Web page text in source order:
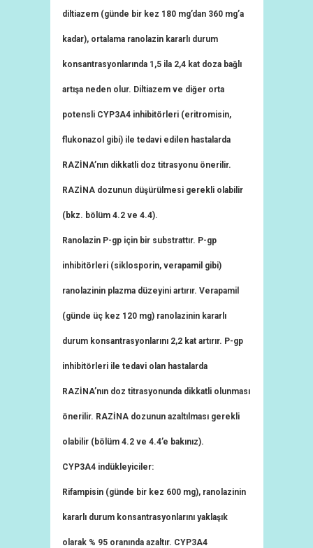
diltiazem (günde bir kez 180 mg’dan 360 mg’a
kadar), ortalama ranolazin kararlı durum
konsantrasyonlarında 1,5 ila 2,4 kat doza bağlı
artışa neden olur. Diltiazem ve diğer orta
potensli CYP3A4 inhibitörleri (eritromisin,
flukonazol gibi) ile tedavi edilen hastalarda
RAZİNA’nın dikkatli doz titrasyonu önerilir.
RAZİNA dozunun düşürülmesi gerekli olabilir
(bkz. bölüm 4.2 ve 4.4).
Ranolazin P-gp için bir substrattır. P-gp
inhibitörleri (siklosporin, verapamil gibi)
ranolazinin plazma düzeyini artırır. Verapamil
(günde üç kez 120 mg) ranolazinin kararlı
durum konsantrasyonlarını 2,2 kat artırır. P-gp
inhibitörleri ile tedavi olan hastalarda
RAZİNA’nın doz titrasyonunda dikkatli olunması
önerilir. RAZİNA dozunun azaltılması gerekli
olabilir (bölüm 4.2 ve 4.4’e bakınız).
CYP3A4 indükleyiciler:
Rifampisin (günde bir kez 600 mg), ranolazinin
kararlı durum konsantrasyonlarını yaklaşık
olarak % 95 oranında azaltır. CYP3A4